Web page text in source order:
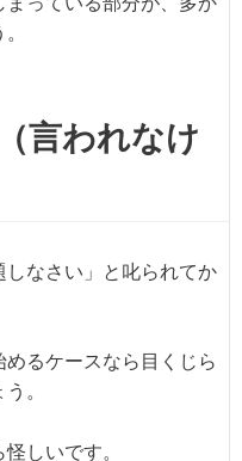
言われなけ
なさい」と叱られてか
るケースなら目くじら
。
しいです。